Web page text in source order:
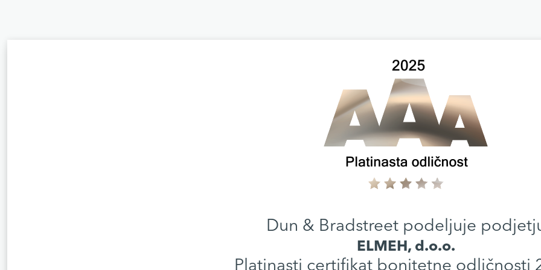
Dun & Bradstreet podeljuje
ELMEH, d.o.o.
Platinasti certifikat bonitetne odličnosti